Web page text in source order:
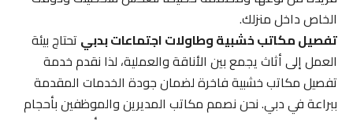
الخاص داخل منزلك.
تفصيل مكاتب خشبية وطاولات اجتماعات بدبيتحتاج بيئة
العمل إلى أثاث يجمع بين الأناقة والعملية، لذا نقدم خدمة
تفصيل مكاتب خشبية فاخرة لضمان جودة الخدمات المقدمة
ببراعة في دبي. نحن نصمم مكاتب المديرين والموظفين بأحجام